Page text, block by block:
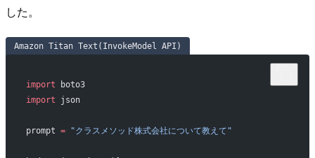
した。
Amazon Titan Text(InvokeModel API)
import boto3
import json
prompt = "クラスメソッド株式会社について教えて"